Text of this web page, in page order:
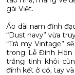
gái Việt.
Áo dài nam đĩnh
“Dust navy” vừa
“Trà my Vintage”
trong Lễ Đính Hôn
trắng tinh khôi
đính kết ở cổ, tay và